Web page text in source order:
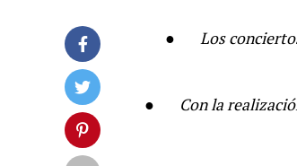
● Los
● Con la